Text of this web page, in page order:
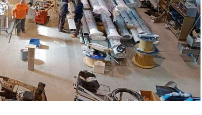
Luck
We’ve just completed a complete
overhaul of our standing rigging –
cables replaced, first spreader crack
repaired with a weld, three new chain